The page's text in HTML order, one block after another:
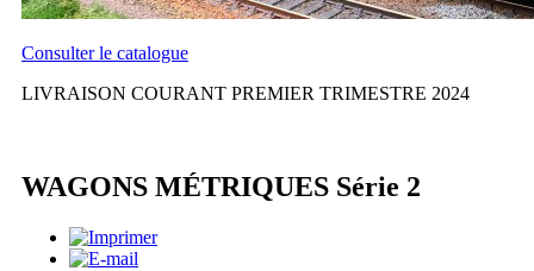
Consulter le catalogue
LIVRAISON COURANT PREMIER TRIMESTRE 2024
WAGONS MÉTRIQUES Série 2